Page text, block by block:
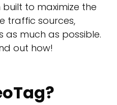
to maximize the
traffic sources,
as much as possible.
out how!